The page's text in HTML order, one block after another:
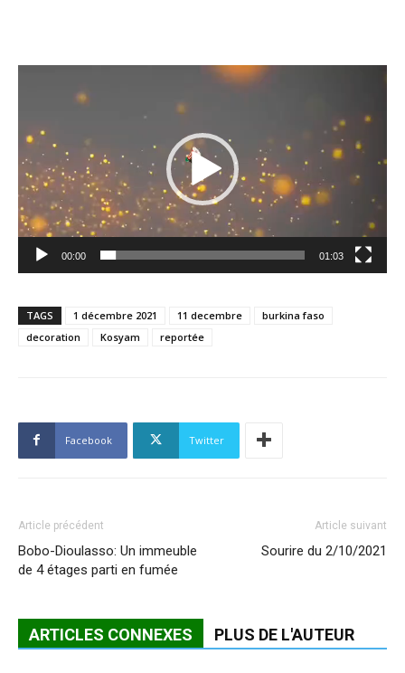
Lecteur
00:00 01:03
TAGS 1 décembre 2021 11 decembre
burkina faso
decoration
Kosyam reportée
Facebook Twitter
Article précédent
Bobo-Dioulasso: Un immeuble
de 4 étages parti en fumée
Article suivant
Sourire du 2/10/2021
ARTICLES CONNEXES PLUS DE L'AUTEUR